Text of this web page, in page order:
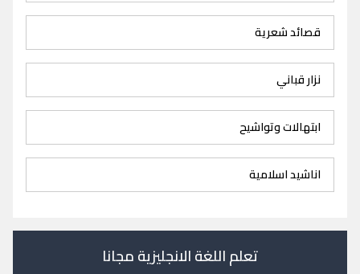
قصائد شعرية
نزار قباني
ابتهالات وتواشيح
اناشيد اسلامية
تعلم اللغة الانجليزية مجانا